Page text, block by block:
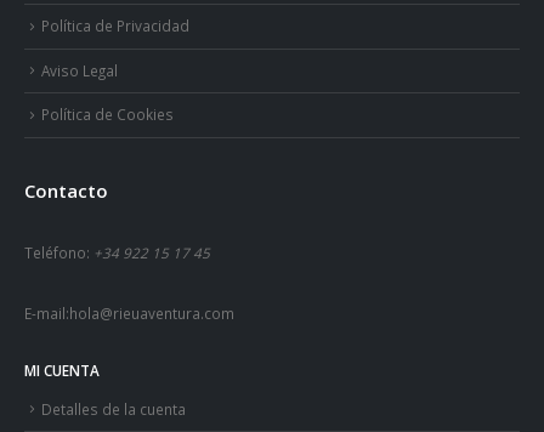
Política de Privacidad
Aviso Legal
Política de Cookies
Contacto
Teléfono: +34 922 15 17 45
E-mail:hola@rieuaventura.com
MI CUENTA
Detalles de la cuenta